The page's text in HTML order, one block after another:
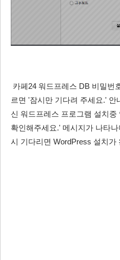
카페24 워드프레스 DB 비밀번
르면 '잠시만 기다려 주세요.'
신 워드프레스 프로그램 설치
확인해주세요.' 메시지가 나타
시 기다리면 WordPress 설치가